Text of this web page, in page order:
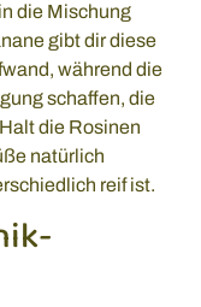
die Mischung
gibt dir diese
während die
schaffen, die
die Rosinen
natürlich
reif ist.